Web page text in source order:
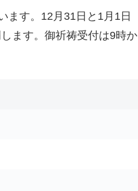
ます。12月31日と1月1日
ます。御祈祷受付は9時か